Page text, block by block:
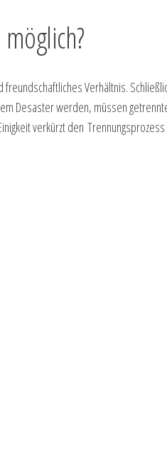
freundschaftliches Verhältnis.
Desaster werden, müssen
verkürzt den